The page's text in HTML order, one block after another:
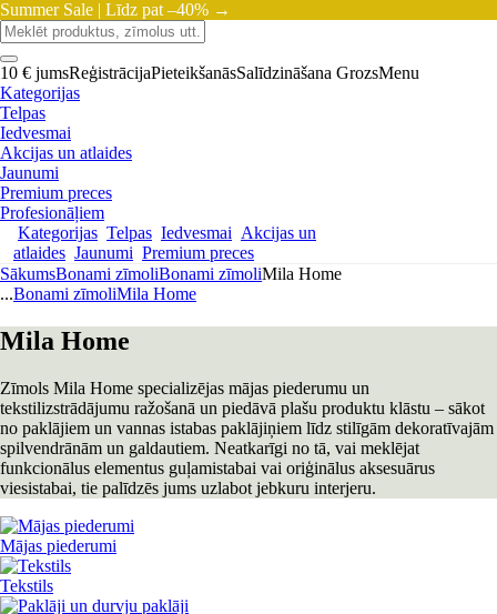
Summer Sale | Līdz pat –40% →
10 € jumsReģistrācijaPieteikšanāsSalīdzināšana GrozsMenu
Kategorijas
Telpas
Iedvesmai
Akcijas un atlaides
Jaunumi
Premium preces
Profesionāļiem
Kategorijas Telpas Iedvesmai Akcijas un
atlaides Jaunumi Premium preces
SākumsBonami zīmoliBonami zīmoliMila Home
...Bonami zīmoliMila Home
Mila Home
Zīmols Mila Home specializējas mājas piederumu un
tekstilizstrādājumu ražošanā un piedāvā plašu produktu klāstu – sākot
no paklājiem un vannas istabas paklājiņiem līdz stilīgām dekoratīvajām
spilvendrānām un galdautiem. Neatkarīgi no tā, vai meklējat
funkcionālus elementus guļamistabai vai oriģinālus aksesuārus
viesistabai, tie palīdzēs jums uzlabot jebkuru interjeru.
Mājas piederumi
Tekstils